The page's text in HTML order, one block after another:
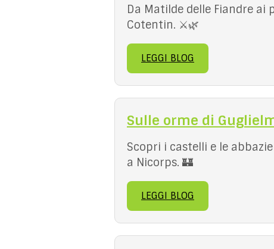
Da Matilde delle Fiandre
Cotentin. ⚔️🌿
LEGGI BLOG
Sulle orme di
Scopri i castelli e le
a Nicorps. 🏰
LEGGI BLOG